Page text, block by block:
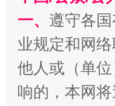
千年窑火
一、 遵守各
业规定和网
他人或（单
响的，本网